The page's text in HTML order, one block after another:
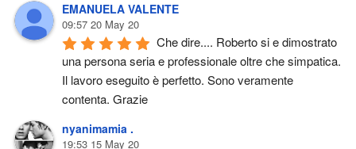
EMANUELA VALENTE
09:57 20 May 20
Che dire.... Roberto si e dimostrato
una persona seria e professionale oltre che simpatica.
Il lavoro eseguito è perfetto. Sono veramente
contenta. Grazie
nyanimamia .
19:53 15 May 20